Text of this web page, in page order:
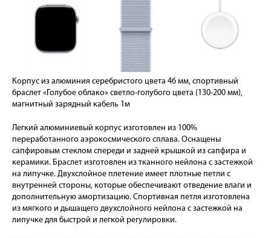
Корпус из алюминия серебристого цвета 46 мм, спортивный
браслет «Голубое облако» светло-голубого цвета (130-200 мм),
магнитный зарядный кабель 1м
Легкий алюминиевый корпус изготовлен из 100%
переработанного аэрокосмического сплава. Оснащены
сапфировым стеклом спереди и задней крышкой из сапфира и
керамики. Браслет изготовлен из тканного нейлона с застежкой
на липучке. Двухслойное плетение имеет плотные петли с
внутренней стороны, которые обеспечивают отведение влаги и
дополнительную амортизацию. Спортивная петля изготовлена
из мягкого и дышащего двухслойного нейлона с застежкой на
липучке для быстрой и легкой регулировки.